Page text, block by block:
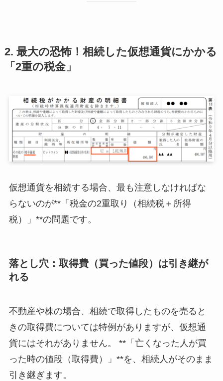
2. 最大の恐怖！相続した仮想通貨にかかる
「2重の税金」
仮想通貨を相続する場合、最も注意しなければな
らないのが**「税金の2重取り（相続税＋所得
税）」**の問題です。
落とし穴：取得費（買った値段）は引き継が
れる
不動産や株の場合、相続で取得したものを売ると
きの取得費については特例がありますが、仮想通
貨にはそれがありません。 **「亡くなった人が買
った時の値段（取得費）」**を、相続人がそのまま
引き継ぎます。